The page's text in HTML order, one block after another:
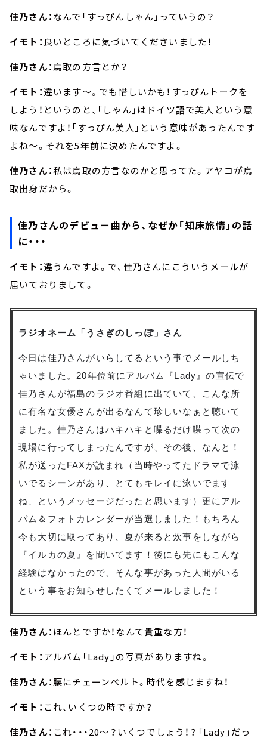
佳乃さん： なんで「すっぴんしゃん」っていうの？
イモト： 良いところに気づいてくださいました！
佳乃さん：鳥取の方言とか？
イモト：違います～。でも惜しいかも！すっぴんトークを
しよう！というのと、「しゃん」はドイツ語で美人という意
味なんですよ！「すっぴん美人」という意味があったんです
よね～。それを5年前に決めたんですよ。
佳乃さん：私は鳥取の方言なのかと思ってた。アヤコが鳥
取出身だから。
佳乃さんのデビュー曲から、なぜか「知床旅情」の話
に・・・
イモト：違うんですよ。で、佳乃さんにこういうメールが
届いておりまして。
ラジオネーム「うさぎのしっぽ」さん
今日は佳乃さんがいらしてるという事でメールしち
ゃいました。20年位前にアルバム『Lady』の宣伝で
佳乃さんが福島のラジオ番組に出ていて、こんな所
に有名な女優さんが出るなんて珍しいなぁと聴いて
ました。佳乃さんはハキハキと喋るだけ喋って次の
現場に行ってしまったんですが、その後、なんと！
私が送ったFAXが読まれ（当時やってたドラマで泳
いでるシーンがあり、とてもキレイに泳いでます
ね、というメッセージだったと思います）更にアル
バム＆フォトカレンダーが当選しました！もちろん
今も大切に取ってあり、夏が来ると炊事をしながら
『イルカの夏』を聞いてます！後にも先にもこんな
経験はなかったので、そんな事があった人間がいる
という事をお知らせしたくてメールしました！
佳乃さん：ほんとですか！なんて貴重な方！
イモト： アルバム「Lady」の写真がありますね。
佳乃さん：腰にチェーンベルト。時代を感じますね！
イモト： これ、いくつの時ですか？
佳乃さん： これ・・・20～？いくつでしょう！？「Lady」だっ